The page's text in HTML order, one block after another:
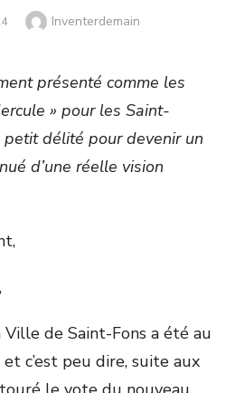
Author
Inventerdemain
présenté comme les
» pour les Saint-
petit délité pour devenir un
d’une réelle vision
Ville de Saint-Fons a été au
c’est peu dire, suite aux